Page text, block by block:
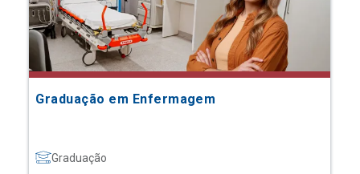
Graduação em Enfermagem
Graduação